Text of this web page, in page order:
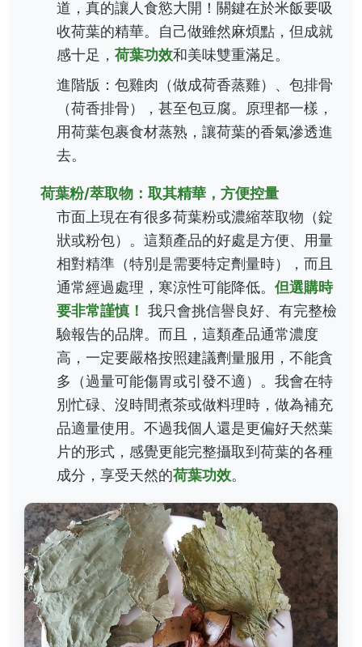
道，真的讓人食慾大開！關鍵在於米飯要吸
收荷葉的精華。自己做雖然麻煩點，但成就
感十足， 荷葉功效和美味雙重滿足。
進階版：包雞肉（做成荷香蒸雞）、包排骨
（荷香排骨），甚至包豆腐。原理都一樣，
用荷葉包裹食材蒸熟，讓荷葉的香氣滲透進
去。
荷葉粉/萃取物：取其精華，方便控量
市面上現在有很多荷葉粉或濃縮萃取物（錠
狀或粉包）。這類產品的好處是方便、用量
相對精準（特別是需要特定劑量時），而且
通常經過處理，寒涼性可能降低。 但選購時
要非常謹慎！ 我只會挑信譽良好、有完整檢
驗報告的品牌。而且，這類產品通常濃度
高，一定要嚴格按照建議劑量服用，不能貪
多（過量可能傷胃或引發不適）。我會在特
別忙碌、沒時間煮茶或做料理時，做為補充
品適量使用。不過我個人還是更偏好天然葉
片的形式，感覺更能完整攝取到荷葉的各種
成分，享受天然的荷葉功效。